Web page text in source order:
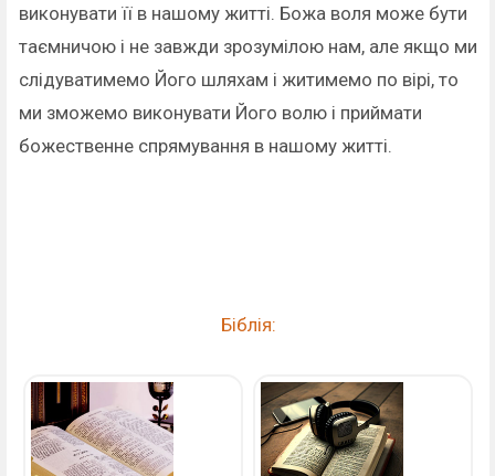
виконувати її в нашому житті. Божа воля може бути
таємничою і не завжди зрозумілою нам, але якщо ми
слідуватимемо Його шляхам і житимемо по вірі, то
ми зможемо виконувати Його волю і приймати
божественне спрямування в нашому житті.
Біблія: